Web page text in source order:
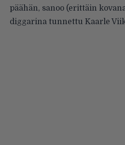
päähän, sanoo (erittäin
diggarina tunnettu Kaarle